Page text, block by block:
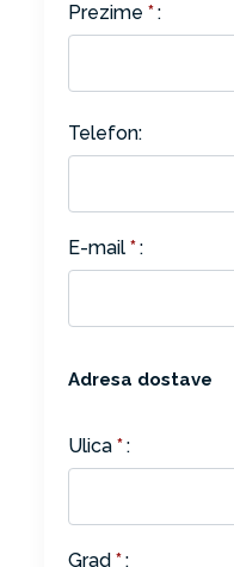
Prezime *:
Telefon:
E-mail *:
Adresa dostave
Ulica *:
Grad *: